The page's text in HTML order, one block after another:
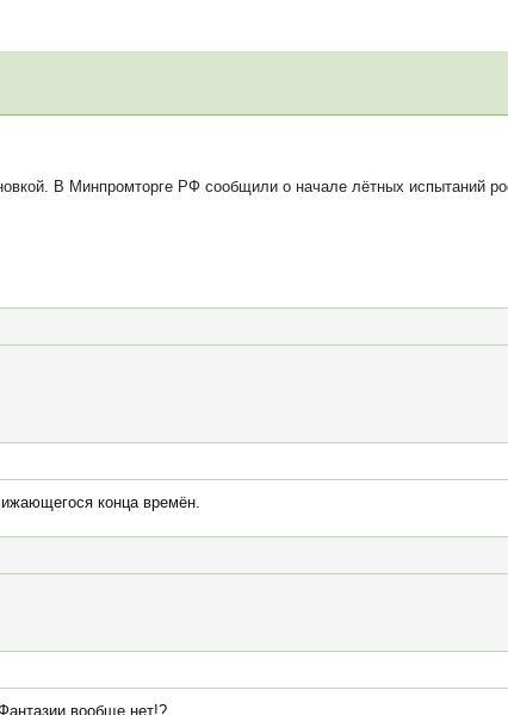
В Минпромторге РФ сообщили о начале лётных испытаний
конца времён.
вообще нет!?